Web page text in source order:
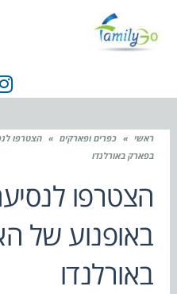
ראשי » כפרים ופארקים » הצטרפו
בפארק באורלנדו
הצטרפו
באופנוע של
באורלנדו